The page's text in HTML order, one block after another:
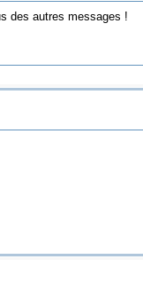
des autres messages !